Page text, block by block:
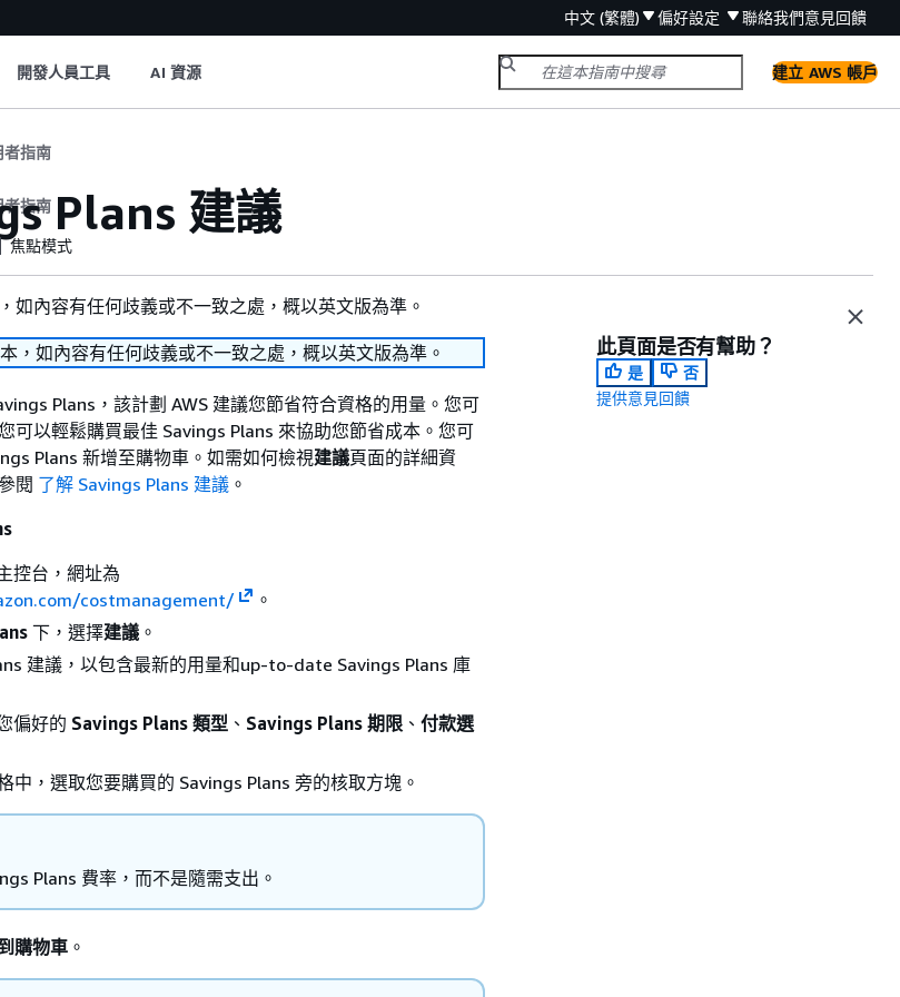
中文 (繁體) 偏好設定 聯絡我們意見回饋
開發人員工具 AI 資源 建立 AWS 帳戶
者指南
者指南 Plans 建議
焦點模式
如內容有任何歧義或不一致之處，概以英文版為準。
，如內容有任何歧義或不一致之處，概以英文版為準。
Plans，該計劃 AWS 建議您節省符合資格的用量。您可
可以輕鬆購買最佳 Savings Plans 來協助您節省成本。您可
Plans 新增至購物車。如需如何檢視建議頁面的詳細資
閱 了解 Savings Plans 建議 。
控台，網址為
costmanagement/
。
下，選擇建議 。
建議，以包含最新的用量和up-to-date Savings Plans 庫
偏好的 Savings Plans 類型 、 Savings Plans 期限 、 付款選
中，選取您要購買的 Savings Plans 旁的核取方塊。
Plans 費率，而不是隨需支出。
購物車 。
此頁面是否有幫助？
是
否
提供意見回饋